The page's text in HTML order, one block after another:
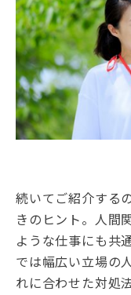
続いてご紹介する
きのヒント。人間
ような仕事にも共
では幅広い立場の
れに合わせた対処